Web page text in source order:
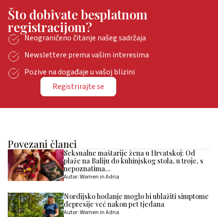
Što dobivate besplatnom
registracijom?
Neograničeno čitanje našeg sadržaja
Newslettere prema vašim interesima
Pozive na događaje u vašoj blizini
Registrirajte se
Povezani članci
Seksualne maštarije žena u Hrvatskoj: Od
plaže na Baliju do kuhinjskog stola, u troje, s
nepoznatima…
Autor: Women in Adria
Nordijsko hodanje moglo bi ublažiti simptome
depresije već nakon pet tjedana
Autor: Women in Adria